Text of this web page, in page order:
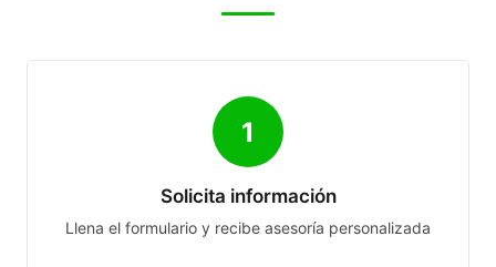
1
Solicita información
Llena el formulario y recibe asesoría personalizada